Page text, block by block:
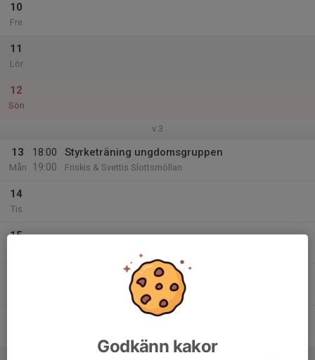
10
Fre
11
Lör
12
Sön
v.3
13
Mån
18:00
19:00
Styrketräning ungdomsgruppen
Friskis & Svettis Slottsmöllan
14
Tis
15
Godkänn kakor